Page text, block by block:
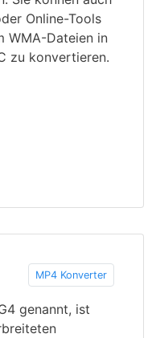
Online-Tools
WMA-Dateien in
zu konvertieren.
MP4 Konverter
genannt, ist